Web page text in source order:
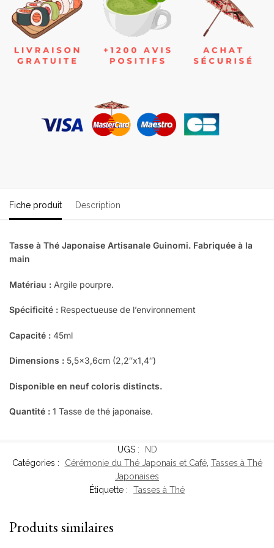
Fiche produit Description
Tasse à Thé Japonaise Artisanale Guinomi. Fabriquée à la
main
Matériau : Argile pourpre.
Spécificité : Respectueuse de l’environnement
Capacité : 45ml
Dimensions : 5,5×3,6cm (2,2″x1,4″)
Disponible en neuf coloris distincts.
Quantité : 1 Tasse de thé japonaise.
UGS :
ND
Catégories :
Cérémonie du Thé Japonais et Café, Tasses à Thé
Japonaises
Étiquette :
Tasses à Thé
Produits similaires